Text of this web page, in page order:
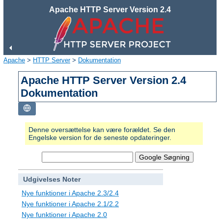
Apache HTTP Server Version 2.4
Apache > HTTP Server> Dokumentation
Apache HTTP Server Version 2.4
Dokumentation
Denne oversættelse kan være forældet. Se den
Engelske version for de seneste opdateringer.
Udgivelses Noter
Nye funktioner i Apache 2.3/2.4
Nye funktioner i Apache 2.1/2.2
Nye funktioner i Apache 2.0